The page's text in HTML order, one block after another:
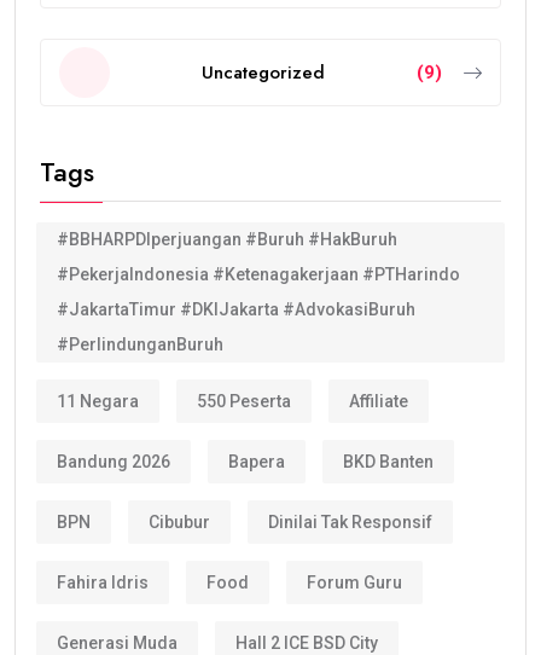
Uncategorized (9)
Tags
#BBHARPDIperjuangan #Buruh #HakBuruh
#PekerjaIndonesia #Ketenagakerjaan #PTHarindo
#JakartaTimur #DKIJakarta #AdvokasiBuruh
#PerlindunganBuruh
11 Negara 550 Peserta Affiliate
Bandung 2026 Bapera BKD Banten
BPN Cibubur Dinilai Tak Responsif
Fahira Idris Food Forum Guru
Generasi Muda Hall 2 ICE BSD City